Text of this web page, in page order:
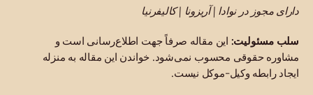
دارای مجوز در نوادا | آریزونا | کالیفرنیا
سلب مسئولیت: این مقاله صرفاً جهت اطلاع‌رسانی است و
مشاوره حقوقی محسوب نمی‌شود. خواندن این مقاله به منزله
ایجاد رابطه وکیل-موکل نیست.